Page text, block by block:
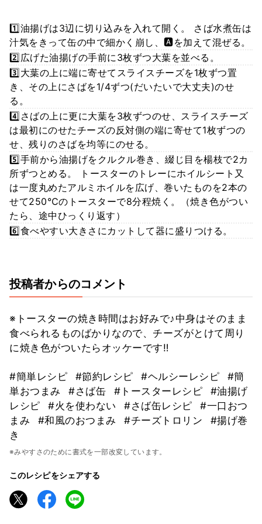
1️⃣油揚げは3辺に切り込みを入れて開く。 さば水煮缶は
汁気をきって缶の中で細かく崩し、🅰️を加えて混ぜる。
2️⃣広げた油揚げの手前に3枚ずつ大葉を並べる。
3️⃣大葉の上に端に寄せてスライスチーズを1枚ずつ置
き、その上にさばを1/4ずつ(だいたいで大丈夫)のせ
る。
4️⃣さばの上に更に大葉を3枚ずつのせ、スライスチーズ
は最初にのせたチーズの反対側の端に寄せて1枚ずつの
せ、残りのさばを均等にのせる。
5️⃣手前から油揚げをクルクル巻き、綴じ目を楊枝で2カ
所ずつとめる。 トースターのトレーにホイルシート又
は一度丸めたアルミホイルを広げ、巻いたものを2本の
せて250℃のトースターで8分程焼く。（焼き色がつい
たら、途中ひっくり返す）
6️⃣食べやすい大きさにカットして器に盛りつける。
投稿者からのコメント
※トースターの焼き時間はお好みで♪中身はそのまま
食べられるものばかりなので、チーズがとけて周り
に焼き色がついたらオッケーです‼️
#簡単レシピ #節約レシピ #ヘルシーレシピ
#簡
単おつまみ
#さば缶 #トースターレシピ
#油揚げ
レシピ
#火を使わない #さば缶レシピ
#一口おつ
まみ
#和風のおつまみ #チーズトロリン
#揚げ巻
き
※みやすさのために書式を一部改変しています。
このレシピをシェアする